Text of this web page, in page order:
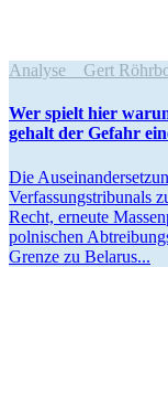
Analyse Gert
Wer spielt hier
gehalt der Gefahr
Die
Verfas­sungs­tri­bunals
Recht, erneute
polni­schen
Grenze zu Belarus...